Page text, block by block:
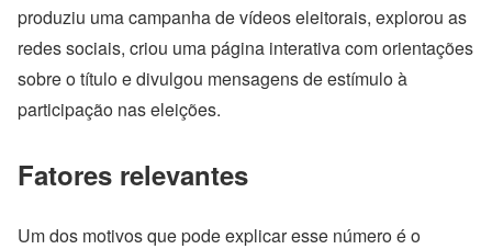
produziu uma campanha de vídeos eleitorais, explorou as
redes sociais, criou uma página interativa com orientações
sobre o título e divulgou mensagens de estímulo à
participação nas eleições.
Fatores relevantes
Um dos motivos que pode explicar esse número é o